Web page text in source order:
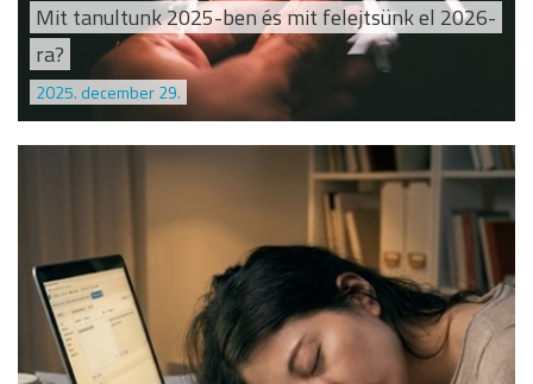
Mit tanultunk 2025-ben és mit felejtsünk el 2026-
ra?
2025. december 29.